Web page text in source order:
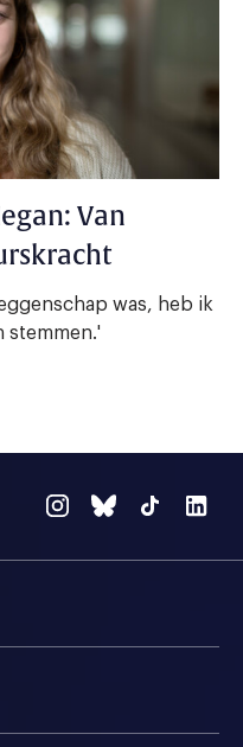
Van
was, heb ik
stemmen.'